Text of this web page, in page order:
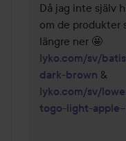
Då jag inte själv
om de produkter
lyko.com/sv/
dark-brown
lyko.com/sv/
togo-light-